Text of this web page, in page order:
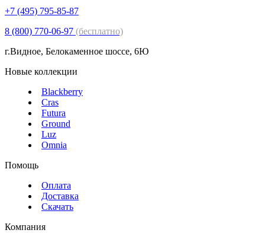
+7 (495) 795-85-87
8 (800) 770-06-97 (бесплатно)
г.Видное, Белокаменное шоссе, 6Ю
Новые коллекции
Blackberry
Cras
Futura
Ground
Luz
Omnia
Помощь
Оплата
Доставка
Скачать
Компания